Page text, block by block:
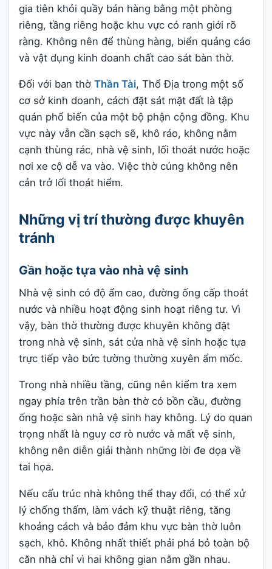
gia tiên khỏi quầy bán hàng bằng một phòng
riêng, tầng riêng hoặc khu vực có ranh giới rõ
ràng. Không nên để thùng hàng, biển quảng cáo
và vật dụng kinh doanh chất cao sát bàn thờ.
Đối với ban thờ Thần Tài, Thổ Địa trong một số
cơ sở kinh doanh, cách đặt sát mặt đất là tập
quán phổ biến của một bộ phận cộng đồng. Khu
vực này vẫn cần sạch sẽ, khô ráo, không nằm
cạnh thùng rác, nhà vệ sinh, lối thoát nước hoặc
nơi xe cộ dễ va vào. Việc thờ cúng không nên
cản trở lối thoát hiểm.
Những vị trí thường được khuyên
tránh
Gần hoặc tựa vào nhà vệ sinh
Nhà vệ sinh có độ ẩm cao, đường ống cấp thoát
nước và nhiều hoạt động sinh hoạt riêng tư. Vì
vậy, bàn thờ thường được khuyên không đặt
trong nhà vệ sinh, sát cửa nhà vệ sinh hoặc tựa
trực tiếp vào bức tường thường xuyên ẩm mốc.
Trong nhà nhiều tầng, cũng nên kiểm tra xem
ngay phía trên trần bàn thờ có bồn cầu, đường
ống hoặc sàn nhà vệ sinh hay không. Lý do quan
trọng nhất là nguy cơ rò nước và mất vệ sinh,
không nên diễn giải thành những lời đe dọa về
tai họa.
Nếu cấu trúc nhà không thể thay đổi, có thể xử
lý chống thấm, làm vách kỹ thuật riêng, tăng
khoảng cách và bảo đảm khu vực bàn thờ luôn
sạch, khô. Không nhất thiết phải phá bỏ toàn bộ
căn nhà chỉ vì hai không gian nằm gần nhau.